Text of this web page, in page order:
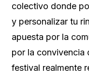
colectivo donde
y personalizar tu
apuesta por la
por la convivencia
festival realmente